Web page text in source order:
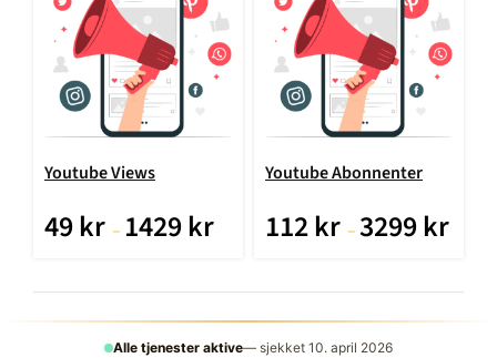
Youtube Views
49kr – 1429kr
Youtube Abonnenter
112kr –3299kr
Alle tjenester aktive— sjekket 10. april 2026